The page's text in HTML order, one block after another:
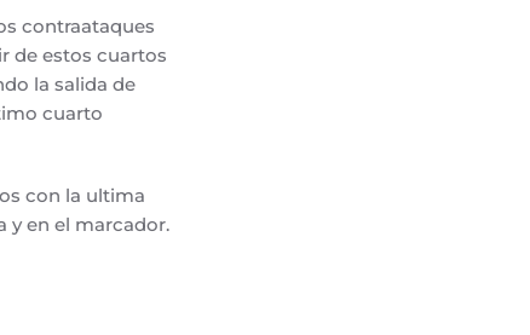
contraataques
de estos cuartos
la salida de
cuarto
con la ultima
y en el marcador.